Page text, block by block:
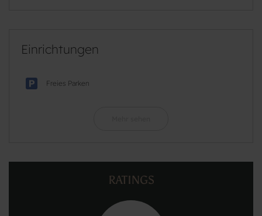
Einrichtungen
Freies Parken
RATINGS